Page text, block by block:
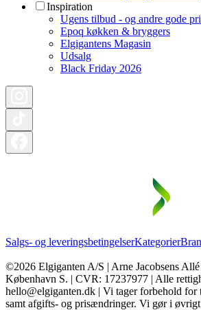
Inspiration
Ugens tilbud - og andre gode
Epoq køkken & bryggers
Elgigantens Magasin
Udsalg
Black Friday 2026
Salgs- og leveringsbetingelserKategorier
©2026 Elgiganten A/S | Arne Jacobsens
København S. | CVR: 17237977 | Alle
hello@elgiganten.dk | Vi tager forbehold
samt afgifts- og prisændringer. Vi gør i